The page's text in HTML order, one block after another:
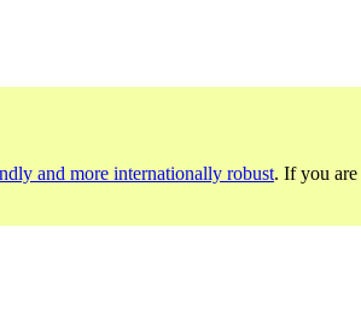
and more internationally robust. If you are